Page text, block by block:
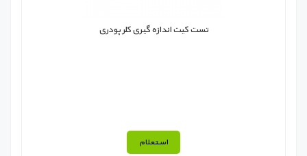
تست کیت اندازه گیری کلر پودری
استعلام